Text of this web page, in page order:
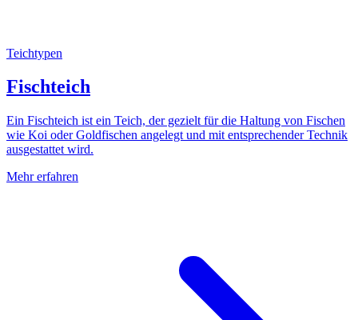
Teichtypen
Fischteich
Ein Fischteich ist ein Teich, der gezielt für die Haltung von Fischen
wie Koi oder Goldfischen angelegt und mit entsprechender Technik
ausgestattet wird.
Mehr erfahren